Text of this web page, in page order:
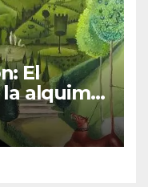
El
alquimia